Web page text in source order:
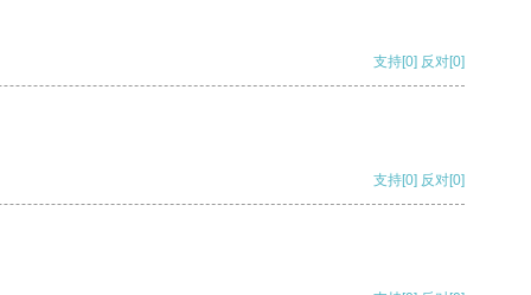
支持[0] 反对[0]
支持[0] 反对[0]